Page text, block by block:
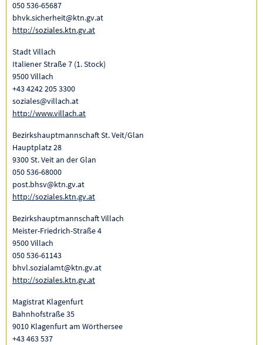
050 536-65687
bhvk.sicherheit@ktn.gv.at
http://soziales.ktn.gv.at
Stadt Villach
Italiener Straße 7 (1. Stock)
9500 Villach
+43 4242 205 3300
soziales@villach.at
http://www.villach.at
Bezirkshauptmannschaft St. Veit/Glan
Hauptplatz 28
9300 St. Veit an der Glan
050 536-68000
post.bhsv@ktn.gv.at
http://soziales.ktn.gv.at
Bezirkshauptmannschaft Villach
Meister-Friedrich-Straße 4
9500 Villach
050 536-61143
bhvl.sozialamt@ktn.gv.at
http://soziales.ktn.gv.at
Magistrat Klagenfurt
Bahnhofstraße 35
9010 Klagenfurt am Wörthersee
+43 463 537